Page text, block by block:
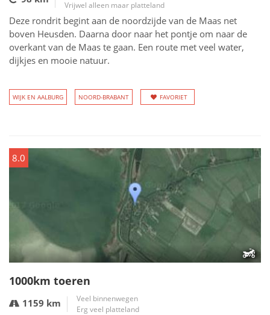
Vrijwel alleen maar platteland
Deze rondrit begint aan de noordzijde van de Maas net
boven Heusden. Daarna door naar het pontje om naar de
overkant van de Maas te gaan. Een route met veel water,
dijkjes en mooie natuur.
WIJK EN AALBURG NOORD-BRABANT FAVORIET
8.0
1000km toeren
1159 km
Veel binnenwegen
Erg veel platteland